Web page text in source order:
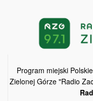
Program miejski
Zielonej Górze "Radio